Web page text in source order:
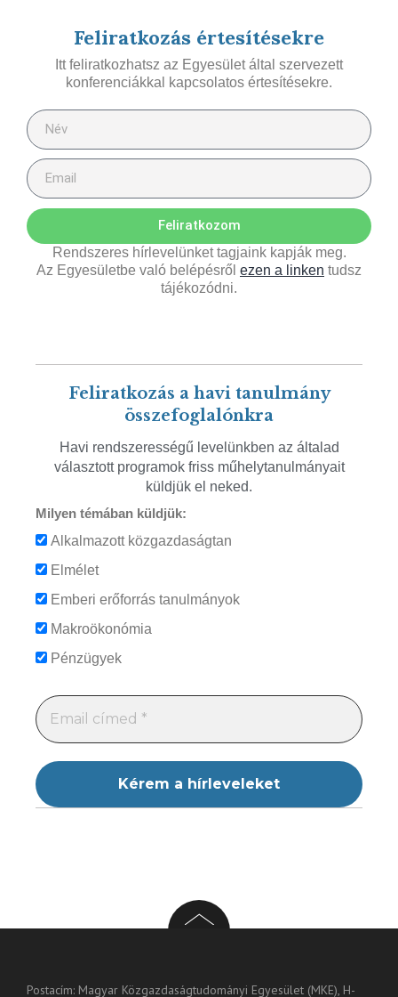
Feliratkozás értesítésekre
Itt feliratkozhatsz az Egyesület által szervezett
konferenciákkal kapcsolatos értesítésekre.
Feliratkozom
Rendszeres hírlevelünket tagjaink kapják meg.
Az Egyesületbe való belépésről ezen a linken tudsz
tájékozódni.
Feliratkozás a havi tanulmány
összefoglalónkra
Havi rendszerességű levelünkben az általad
választott programok friss műhelytanulmányait
küldjük el neked.
Milyen témában küldjük:
Alkalmazott közgazdaságtan
Elmélet
Emberi erőforrás tanulmányok
Makroökonómia
Pénzügyek
Postacím: Magyar Közgazdaságtudományi Egyesület (MKE), H-